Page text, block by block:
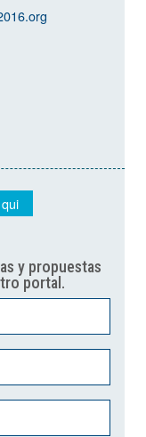
y propuestas
portal.